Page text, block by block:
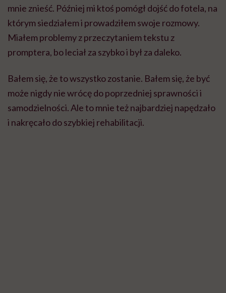
mnie znieść. Później mi ktoś pomógł dojść do fotela, na
którym siedziałem i prowadziłem swoje rozmowy.
Miałem problemy z przeczytaniem tekstu z
promptera, bo leciał za szybko i był za daleko.
Bałem się, że to wszystko zostanie. Bałem się, że być
może nigdy nie wrócę do poprzedniej sprawności i
samodzielności. Ale to mnie też najbardziej napędzało
i nakręcało do szybkiej rehabilitacji.